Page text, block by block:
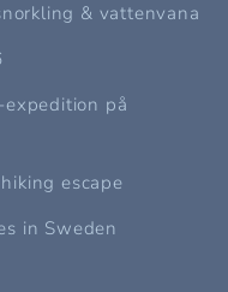
& vattenvana
på
escape
in Sweden